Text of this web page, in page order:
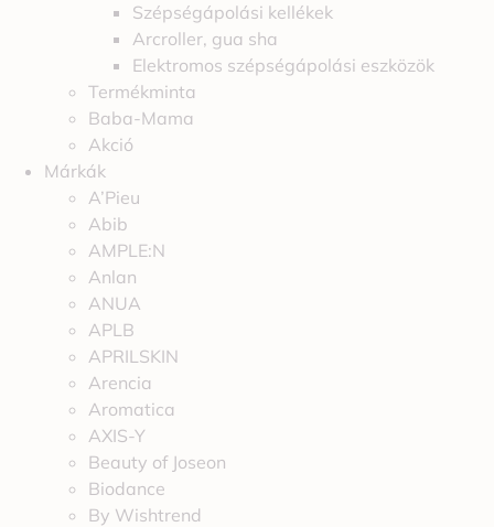
Szépségápolási kellékek
Arcroller, gua sha
Elektromos szépségápolási eszközök
Termékminta
Baba-Mama
Akció
Márkák
A’Pieu
Abib
AMPLE:N
Anlan
ANUA
APLB
APRILSKIN
Arencia
Aromatica
AXIS-Y
Beauty of Joseon
Biodance
By Wishtrend